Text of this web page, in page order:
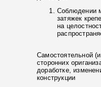
Соблюдении
затяжек
на
Самостоятельной
сторонних
доработке,
конструкции